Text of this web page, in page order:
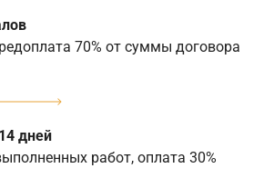
70% от суммы договора
дней
работ, оплата 30%